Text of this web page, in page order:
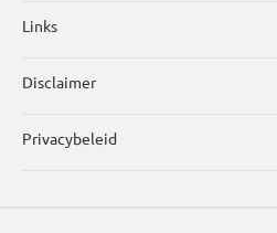
Links
Disclaimer
Privacybeleid